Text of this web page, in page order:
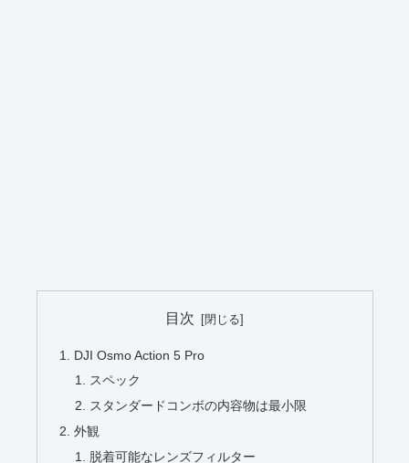
目次
DJI Osmo Action 5 Pro
スペック
スタンダードコンボの内容物は最小限
外観
脱着可能なレンズフィルター